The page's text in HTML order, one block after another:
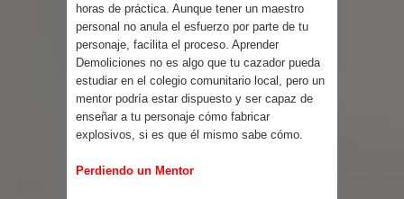
horas de práctica. Aunque tener un maestro
personal no anula el esfuerzo por parte de tu
personaje, facilita el proceso. Aprender
Demoliciones no es algo que tu cazador pueda
estudiar en el colegio comunitario local, pero un
mentor podría estar dispuesto y ser capaz de
enseñar a tu personaje cómo fabricar
explosivos, si es que él mismo sabe cómo.
Perdiendo un Mentor